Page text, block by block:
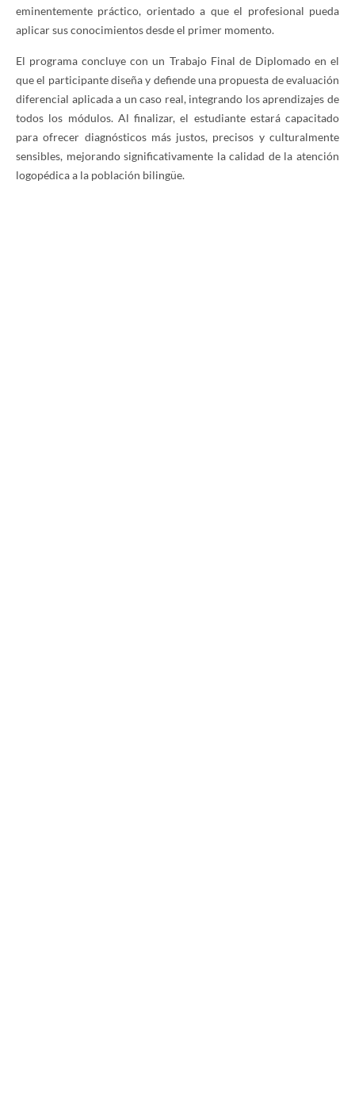
eminentemente práctico, orientado a que el profesional pueda
aplicar sus conocimientos desde el primer momento.
El programa concluye con un Trabajo Final de Diplomado en el
que el participante diseña y defiende una propuesta de evaluación
diferencial aplicada a un caso real, integrando los aprendizajes de
todos los módulos. Al finalizar, el estudiante estará capacitado
para ofrecer diagnósticos más justos, precisos y culturalmente
sensibles, mejorando significativamente la calidad de la atención
logopédica a la población bilingüe.